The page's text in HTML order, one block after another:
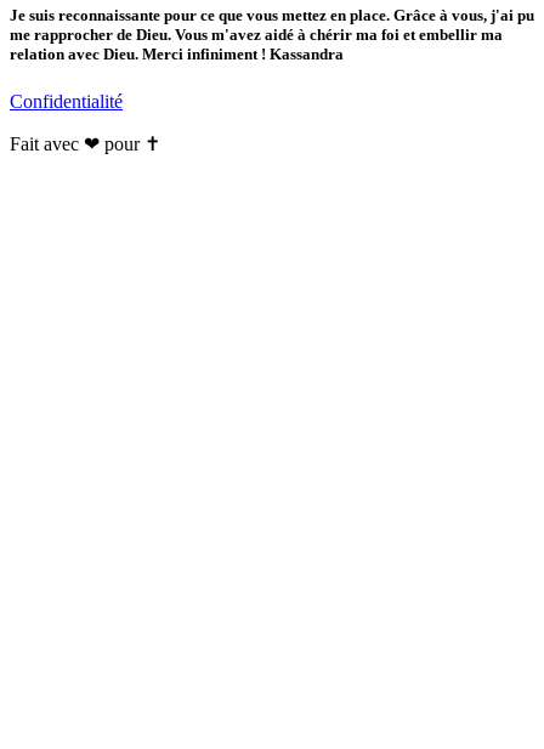
Je suis reconnaissante pour ce que vous mettez en place. Grâce à vous, j'ai pu
me rapprocher de Dieu. Vous m'avez aidé à chérir ma foi et embellir ma
relation avec Dieu. Merci infiniment ! Kassandra
Confidentialité
Fait avec ❤ pour ✝️️